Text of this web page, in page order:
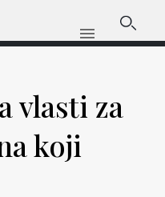
vlasti za
koji